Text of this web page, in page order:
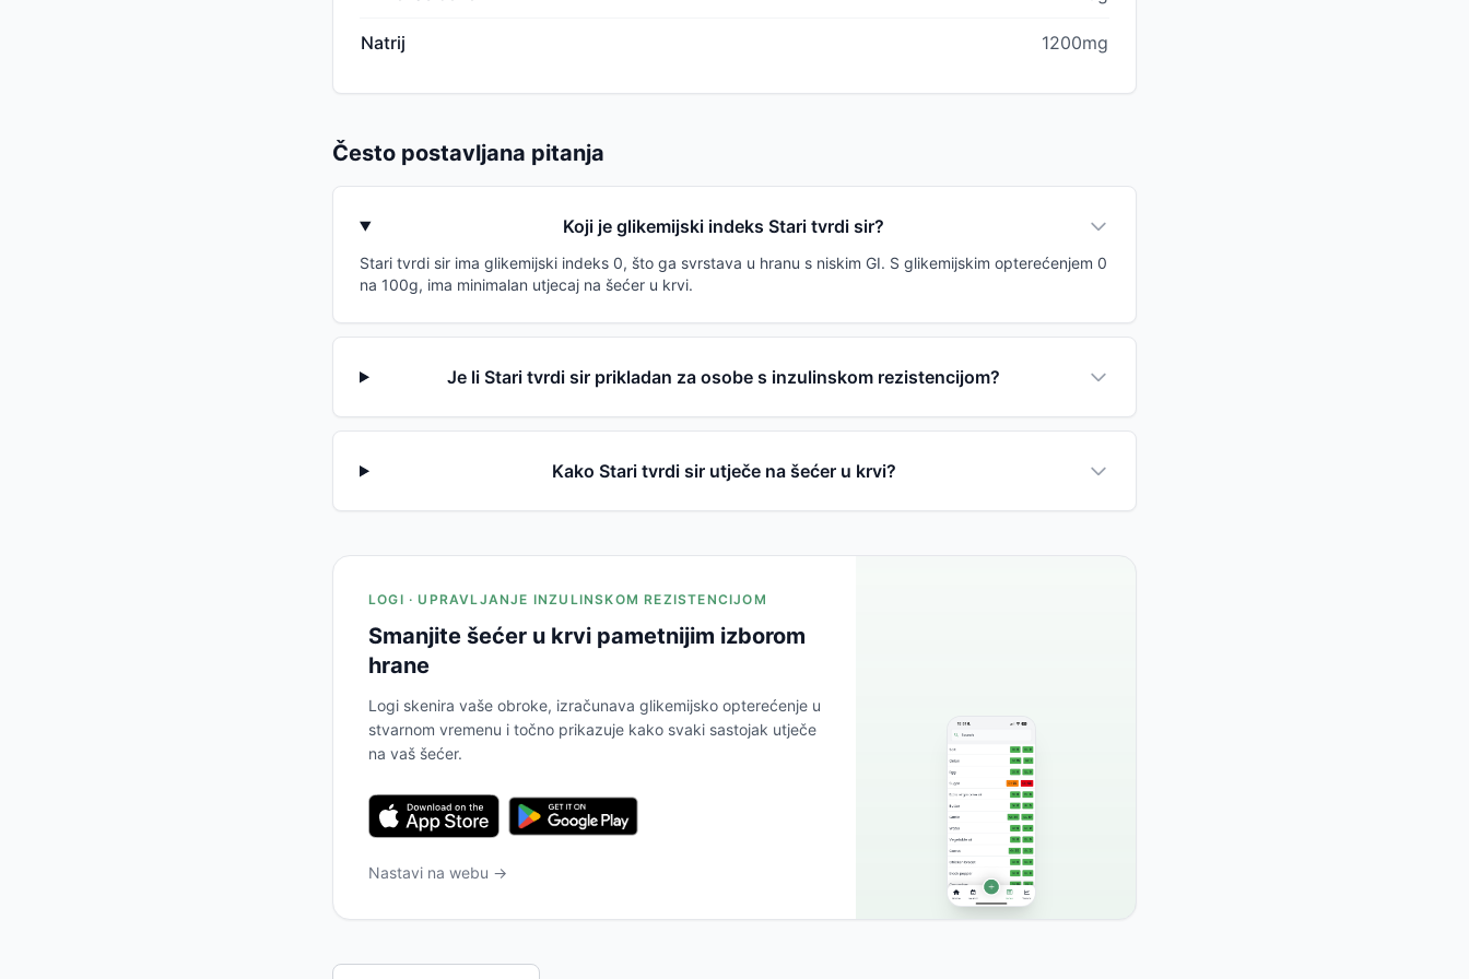
Natrij 1200mg
Često postavljana pitanja
Koji je glikemijski indeks Stari tvrdi sir?
Stari tvrdi sir ima glikemijski indeks 0, što ga svrstava u hranu s niskim GI. S glikemijskim opterećenjem 0
na 100g, ima minimalan utjecaj na šećer u krvi.
Je li Stari tvrdi sir prikladan za osobe s inzulinskom rezistencijom?
Kako Stari tvrdi sir utječe na šećer u krvi?
LOGI · UPRAVLJANJE INZULINSKOM REZISTENCIJOM
Smanjite šećer u krvi pametnijim izborom
hrane
Logi skenira vaše obroke, izračunava glikemijsko opterećenje u
stvarnom vremenu i točno prikazuje kako svaki sastojak utječe
na vaš šećer.
Nastavi na webu →